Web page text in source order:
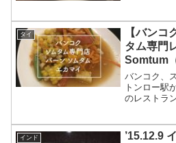
元祖ソンブ
気を誇って
料理も充実
タイ
【バンコ
タム専門
Somtum
エカマイ
バンコク、
トンロー駅
のレストラ
ムは美味し
料金も高く
ムタムレス
インド
’15.12.9